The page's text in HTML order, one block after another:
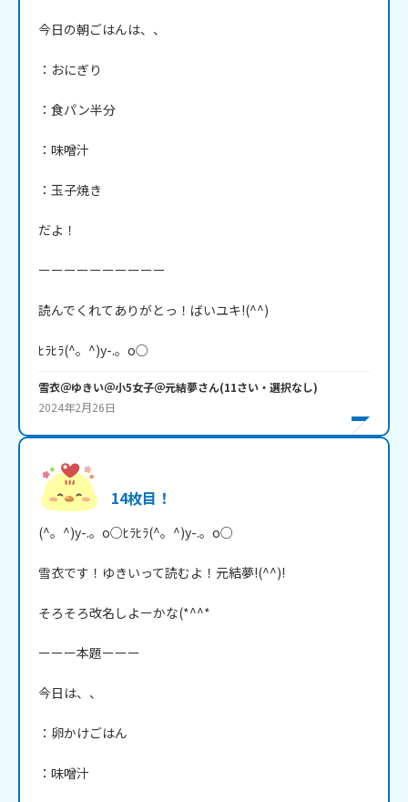
今日の朝ごはんは、、
：おにぎり
：食パン半分
：味噌汁
：玉子焼き
だよ！
ーーーーーーーーーー
読んでくれてありがとっ！ばいユキ!(^^)
ﾋﾗﾋﾗ(^。^)y-.。o○
雪衣＠ゆきい＠小5女子＠元結夢さん(11さい・ 選択なし)
2024年2月26日
14枚目！
(^。^)y-.。o○ﾋﾗﾋﾗ(^。^)y-.。o○
雪衣です！ゆきいって読むよ！元結夢!(^^)!
そろそろ改名しよーかな(*^^*
ーーー本題ーーー
今日は、、
：卵かけごはん
：味噌汁